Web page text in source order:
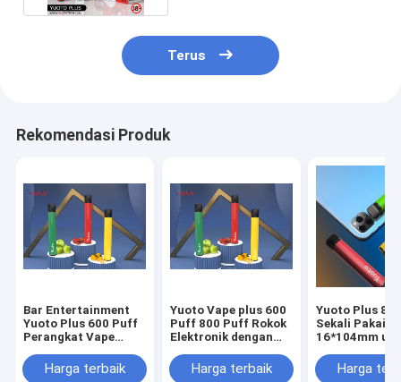
Terus
Rekomendasi Produk
Bar Entertainment
Yuoto Plus 600 Puff
Perangkat Vape
Harga terbaik
Yuoto Vape plus 600
Puff 800 Puff Rokok
Elektronik dengan
Harga terbaik
Yuoto Plus
Sekali Pakai
16*104mm
Harga